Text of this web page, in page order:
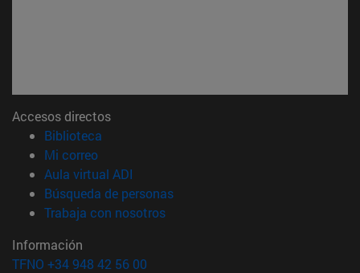
Accesos directos
Biblioteca
Mi correo(abre en nueva ventana)
Aula virtual ADI
Búsqueda de personas(abre en nueva ventana)
Trabaja con nosotros(abre en nueva ventana)
Información
TFNO +34 948 42 56 00